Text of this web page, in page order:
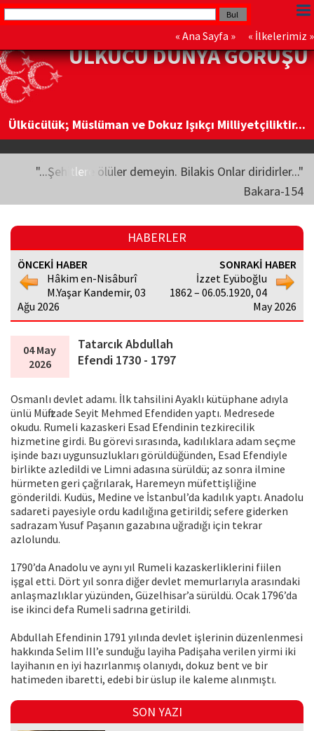
« Ana Sayfa » « İlkelerimiz »
ÜLKÜCÜ DÜNYA GÖRÜŞÜ
Ülkücülük; Müslüman ve Dokuz Işıkçı Milliyetçiliktir...
"...Şehitlere ölüler demeyin. Bilakis Onlar diridirler..."
Bakara-154
HABERLER
ÖNCEKİ HABER
Hâkim en-Nisâburî
M.Yaşar Kandemir, 03
Ağu 2026
SONRAKİ HABER
İzzet Eyüboğlu
1862 – 06.05.1920, 04
May 2026
04 May
2026
Tatarcık Abdullah
Efendi 1730 - 1797
Osmanlı devlet adamı. İlk tahsilini Ayaklı kütüphane adıyla
ünlü Müftizade Seyit Mehmed Efendiden yaptı. Medresede
okudu. Rumeli kazaskeri Esad Efendinin tezkirecilik
hizmetine girdi. Bu görevi sırasında, kadılıklara adam seçme
işinde bazı uygunsuzlukları görüldüğünden, Esad Efendiyle
birlikte azledildi ve Limni adasına sürüldü; az sonra ilmine
hürmeten geri çağrılarak, Haremeyn müfettişliğine
gönderildi. Kudüs, Medine ve İstanbul’da kadılık yaptı. Anadolu
sadareti payesiyle ordu kadılığına getirildi; sefere giderken
sadrazam Yusuf Paşanın gazabına uğradığı için tekrar
azlolundu.
1790’da Anadolu ve aynı yıl Rumeli kazaskerliklerini fiilen
işgal etti. Dört yıl sonra diğer devlet memurlarıyla arasındaki
anlaşmazlıklar yüzünden, Güzelhisar’a sürüldü. Ocak 1796’da
ise ikinci defa Rumeli sadrına getirildi.
Abdullah Efendinin 1791 yılında devlet işlerinin düzenlenmesi
hakkında Selim IIl’e sunduğu layiha Padişaha verilen yirmi iki
layihanın en iyi hazırlanmış olanıydı, dokuz bent ve bir
hatimeden ibaretti, edebi bir üslup ile kaleme alınmıştı.
SON YAZI